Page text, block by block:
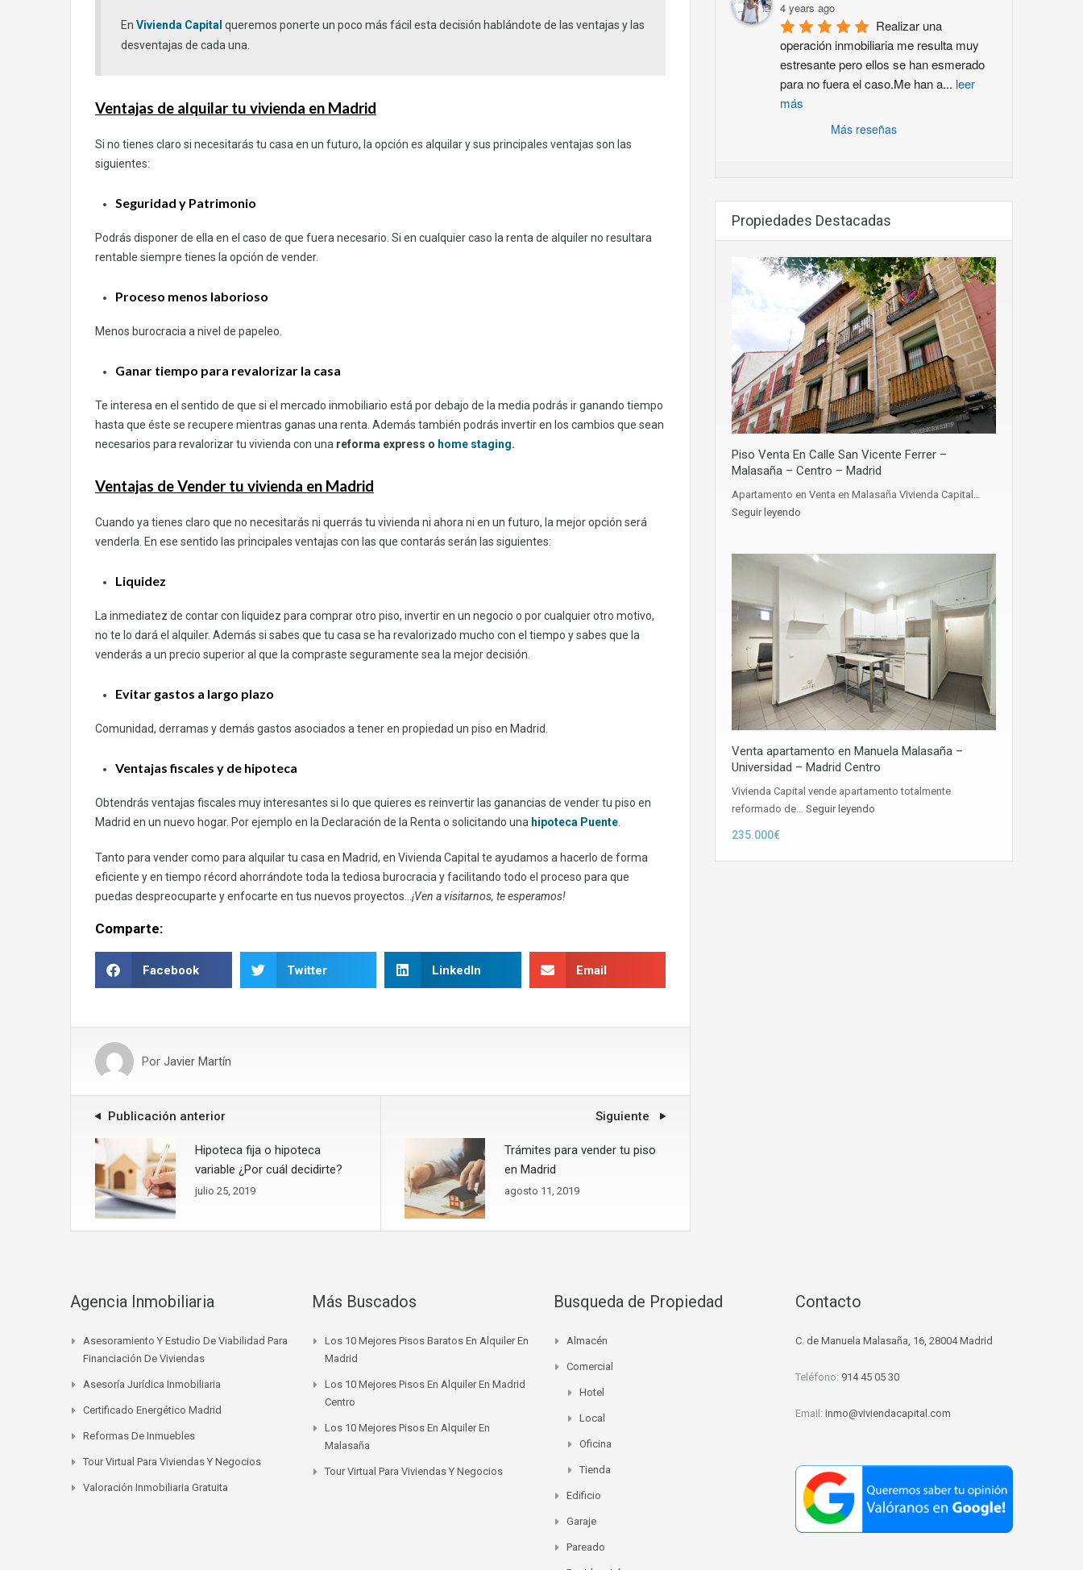
En Vivienda Capital queremos ponerte un poco más fácil esta decisión hablándote de las ventajas y las
desventajas de cada una.
Ventajas de alquilar tu vivienda en Madrid
Si no tienes claro si necesitarás tu casa en un futuro, la opción es alquilar y sus principales ventajas son las
siguientes:
Seguridad y Patrimonio
Podrás disponer de ella en el caso de que fuera necesario. Si en cualquier caso la renta de alquiler no resultara
rentable siempre tienes la opción de vender.
Proceso menos laborioso
Menos burocracia a nivel de papeleo.
Ganar tiempo para revalorizar la casa
Te interesa en el sentido de que si el mercado inmobiliario está por debajo de la media podrás ir ganando tiempo
hasta que éste se recupere mientras ganas una renta. Además también podrás invertir en los cambios que sean
necesarios para revalorizar tu vivienda con una reforma express o home staging.
Ventajas de Vender tu vivienda en Madrid
Cuando ya tienes claro que no necesitarás ni querrás tu vivienda ni ahora ni en un futuro, la mejor opción será
venderla. En ese sentido las principales ventajas con las que contarás serán las siguientes:
Liquidez
La inmediatez de contar con liquidez para comprar otro piso, invertir en un negocio o por cualquier otro motivo,
no te lo dará el alquiler. Además si sabes que tu casa se ha revalorizado mucho con el tiempo y sabes que la
venderás a un precio superior al que la compraste seguramente sea la mejor decisión.
Evitar gastos a largo plazo
Comunidad, derramas y demás gastos asociados a tener en propiedad un piso en Madrid.
Ventajas fiscales y de hipoteca
Obtendrás ventajas fiscales muy interesantes si lo que quieres es reinvertir las ganancias de vender tu piso en
Madrid en un nuevo hogar. Por ejemplo en la Declaración de la Renta o solicitando una hipoteca Puente
Tanto para vender como para alquilar tu casa en Madrid, en Vivienda Capital te ayudamos a hacerlo de forma
eficiente y en tiempo récord ahorrándote toda la tediosa burocracia y facilitando todo el proceso para que
puedas despreocuparte y enfocarte en tus nuevos proyectos… ¡Ven a visitarnos, te esperamos!
Comparte:
Facebook Twitter LinkedIn Email
Por Javier Martín
Publicación anterior
Hipoteca fija o hipoteca
variable ¿Por cuál decidirte?
julio 25, 2019
Siguiente
Trámites para vender tu piso
en Madrid
agosto 11, 2019
4 years ago
Realizar una
operación inmobiliaria me resulta muy
estresante pero ellos se han esmerado
para no fuera el caso.Me han a... leer
más
Más reseñas
Propiedades Destacadas
Piso Venta En Calle San Vicente Ferrer –
Malasaña – Centro – Madrid
Apartamento en Venta en Malasaña Vivienda Capital…
Seguir leyendo
Venta apartamento en Manuela Malasaña –
Universidad – Madrid Centro
Vivienda Capital vende apartamento totalmente
reformado de… Seguir leyendo
235.000€
Agencia Inmobiliaria
Asesoramiento Y Estudio De Viabilidad Para
Financiación De Viviendas
Asesoría Jurídica Inmobiliaria
Certificado Energético Madrid
Reformas De Inmuebles
Tour Virtual Para Viviendas Y Negocios
Valoración Inmobiliaria Gratuita
Más Buscados
Los 10 Mejores Pisos Baratos En Alquiler En
Madrid
Los 10 Mejores Pisos En Alquiler En Madrid
Centro
Los 10 Mejores Pisos En Alquiler En
Malasaña
Tour Virtual Para Viviendas Y Negocios
Busqueda de Propiedad
Almacén
Comercial
Hotel
Local
Oficina
Tienda
Edificio
Garaje
Pareado
Contacto
C. de Manuela Malasaña, 16, 28004 Madrid
Teléfono: 914 45 05 30
Email: inmo@viviendacapital.com